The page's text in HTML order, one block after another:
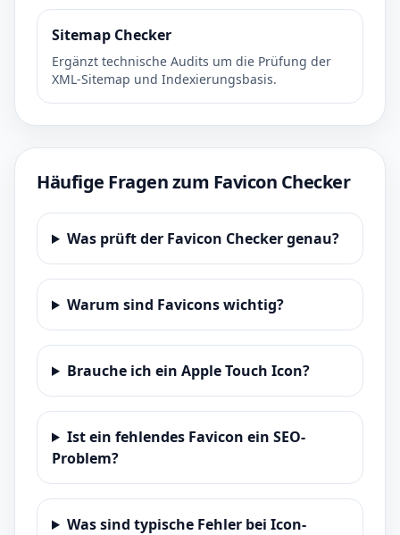
Sitemap Checker
Ergänzt technische Audits um die Prüfung der
XML-Sitemap und Indexierungsbasis.
Häufige Fragen zum Favicon Checker
Was prüft der Favicon Checker genau?
Warum sind Favicons wichtig?
Brauche ich ein Apple Touch Icon?
Ist ein fehlendes Favicon ein SEO-
Problem?
Was sind typische Fehler bei Icon-